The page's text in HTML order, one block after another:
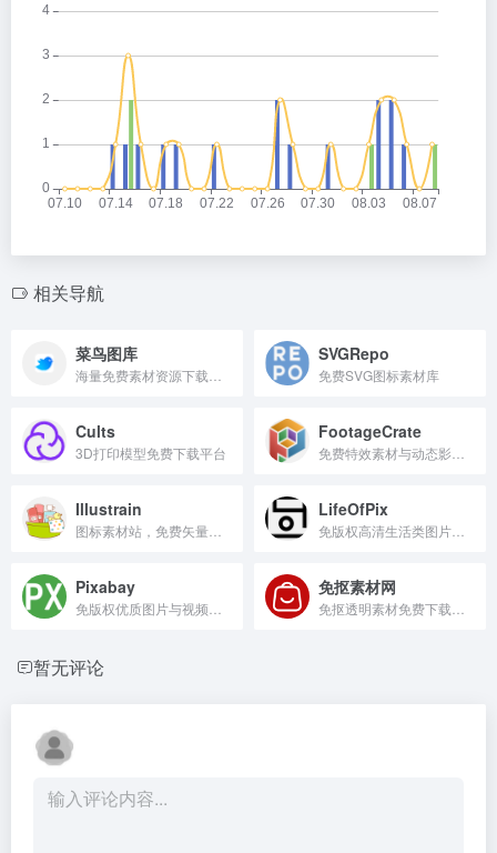
相关导航
菜鸟图库 SVGRepo
免费SVG图标素材库
Cults
3D打印模型免费下载平台
FootageCrate
Illustrain LifeOfPix
Pixabay 免抠素材网
暂无评论